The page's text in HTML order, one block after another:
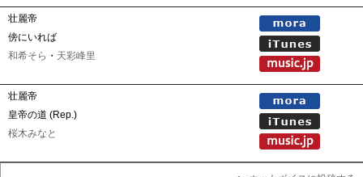
壮麗帝
傍にいれば
和希そら ・ 天彩峰里
壮麗帝
皇帝の道 (Rep.)
桜木みなと